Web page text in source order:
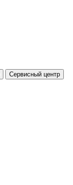
Сервисный центр